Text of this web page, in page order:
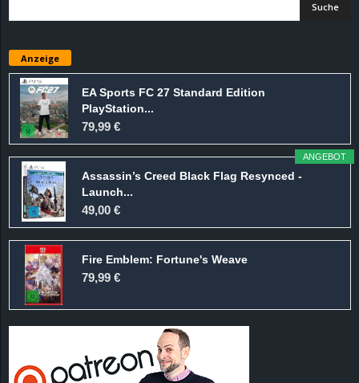
Anzeige
EA Sports FC 27 Standard Edition
PlayStation...
79,99 €
ANGEBOT
Assassin’s Creed Black Flag Resynced -
Launch...
49,00 €
Fire Emblem: Fortune's Weave
79,99 €